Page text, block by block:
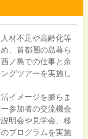
材不足や高齢化等
、首都圏の島暮ら
ノ島での仕事と余
グツアーを実施し
イメージを膨らま
参加者の交流機会
明会や見学会、移
プログラムを実施